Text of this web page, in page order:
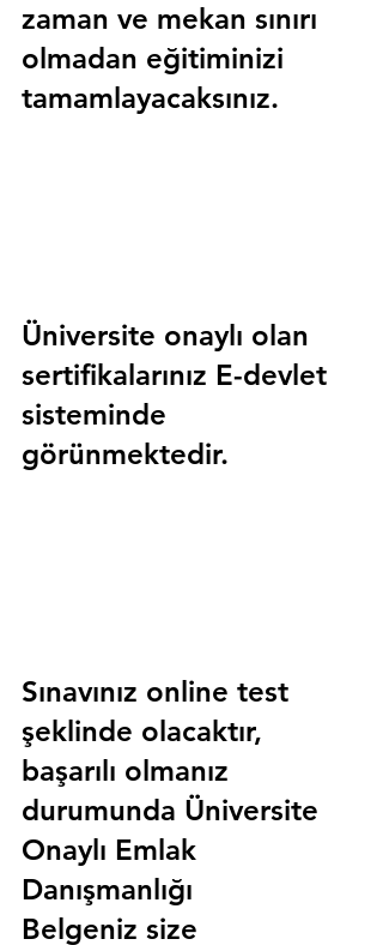
zaman ve mekan sınırı
olmadan eğitiminizi
tamamlayacaksınız.
Üniversite onaylı olan
sertifikalarınız E-devlet
sisteminde
görünmektedir.
Sınavınız online test
şeklinde olacaktır,
başarılı olmanız
durumunda Üniversite
Onaylı Emlak
Danışmanlığı
Belgeniz size